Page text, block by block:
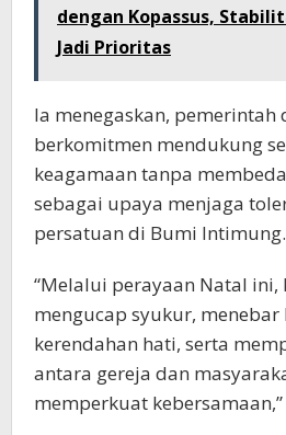
dengan Kopassus,
Jadi Prioritas
Ia menegaskan, pemerintah
berkomitmen mendukung
keagamaan tanpa
sebagai upaya menjaga
persatuan di Bumi Intimung.
“Melalui perayaan Natal
mengucap syukur,
kerendahan hati, serta
antara gereja dan
memperkuat